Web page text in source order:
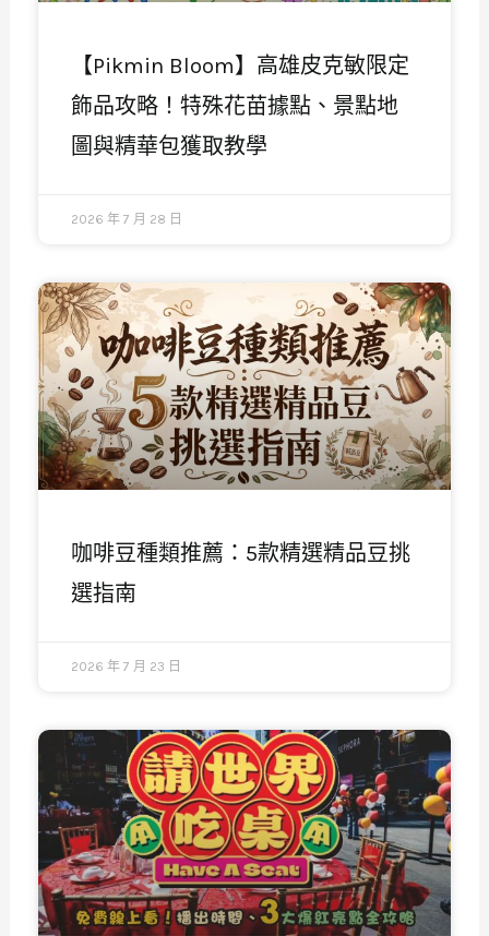
【Pikmin Bloom】高雄皮克敏限定
飾品攻略！特殊花苗據點、景點地
圖與精華包獲取教學
2026 年 7 月 28 日
咖啡豆種類推薦：5款精選精品豆挑
選指南
2026 年 7 月 23 日